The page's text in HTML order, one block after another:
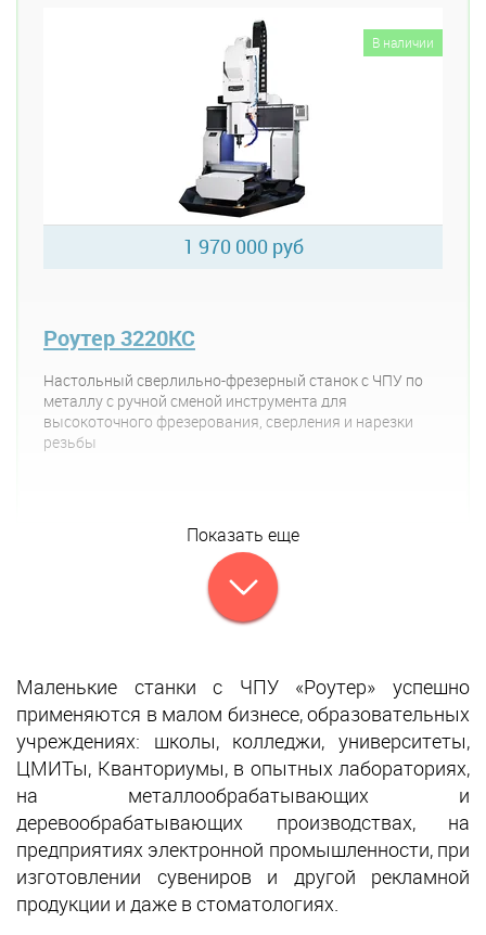
В наличии
1 970 000 руб
Роутер 3220КС
Настольный сверлильно-фрезерный станок с ЧПУ по
металлу с ручной сменой инструмента для
высокоточного фрезерования, сверления и нарезки
резьбы
Показать еще
Маленькие станки с ЧПУ «Роутер» успешно
применяются в малом бизнесе, образовательных
учреждениях: школы, колледжи, университеты,
ЦМИТы, Кванториумы, в опытных лабораториях,
на металлообрабатывающих и
деревообрабатывающих производствах, на
предприятиях электронной промышленности, при
изготовлении сувениров и другой рекламной
продукции и даже в стоматологиях.